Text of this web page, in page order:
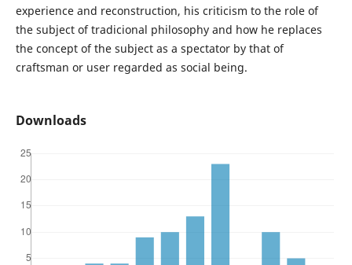
experience and reconstruction, his criticism to the role of
the subject of tradicional philosophy and how he replaces
the concept of the subject as a spectator by that of
craftsman or user regarded as social being.
Downloads